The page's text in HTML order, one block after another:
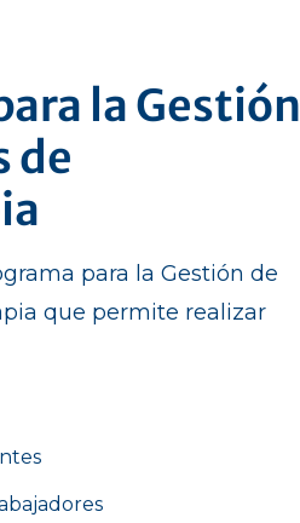
la Gestión
de
para la Gestión de
que permite realizar